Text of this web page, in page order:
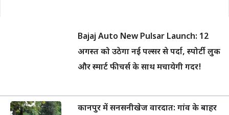
Bajaj Auto New Pulsar Launch: 12
अगस्त को उठेगा नई पल्सर से पर्दा, स्पोर्टी लुक
और स्मार्ट फीचर्स के साथ मचायेगी गदर!
कानपुर में सनसनीखेज वारदात: गांव के बाहर